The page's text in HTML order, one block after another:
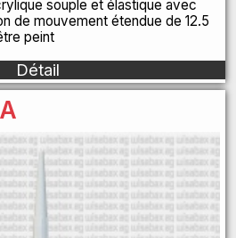
souple et élastique avec
de mouvement étendue de 12.5
peint
Détail